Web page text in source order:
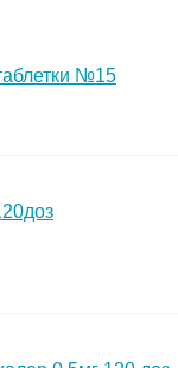
№15